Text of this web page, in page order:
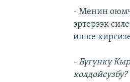
- Менин
эртерээк
ишке
- Бүгүнкү
колдойсузбу?